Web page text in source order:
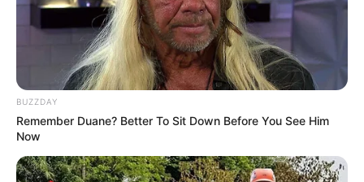
BUZZDAY
Remember Duane? Better To Sit Down Before You See Him
Now